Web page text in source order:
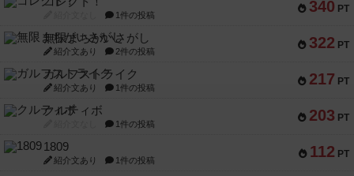
340 PT
1件の投稿
322 PT
無限まちがいさがし
紹介文あり 2件の投稿
217 PT
ガルフストライク
紹介文あり 1件の投稿
203 PT
クルティボ
1件の投稿
112 PT
1809
紹介文あり 1件の投稿